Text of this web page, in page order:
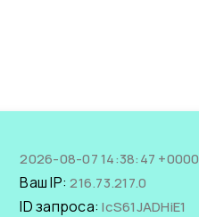
2026-08-07 14:38:47 +0000
Ваш IP:216.73.217.0
ID запроса:lcS61JADHiE1